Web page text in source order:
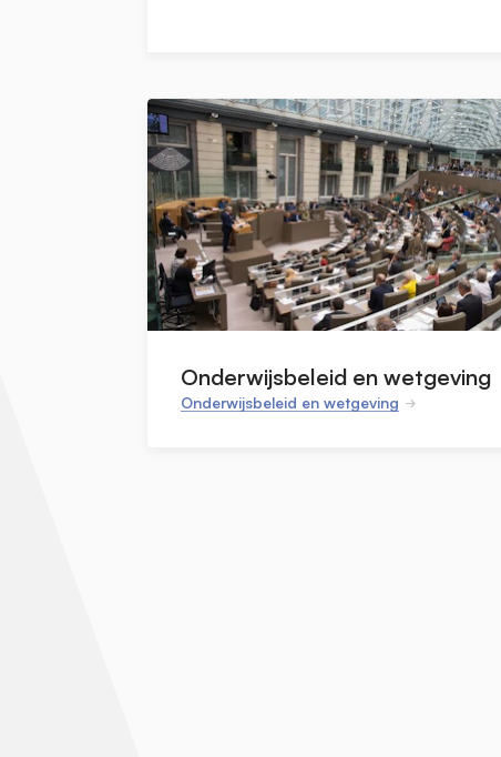
Onderwijsbeleid en wetgeving
Onderwijsbeleid en wetgeving